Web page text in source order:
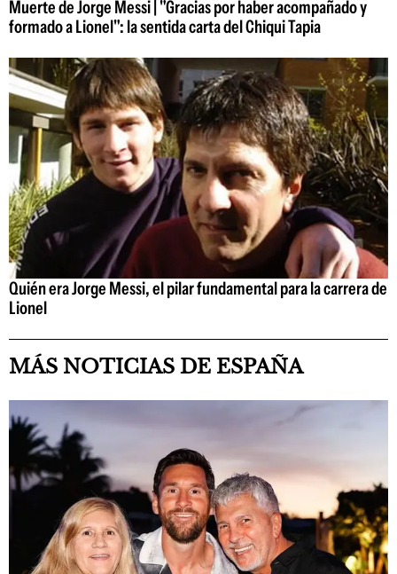
Muerte de Jorge Messi | "Gracias por haber acompañado y
formado a Lionel": la sentida carta del Chiqui Tapia
Quién era Jorge Messi, el pilar fundamental para la carrera de
Lionel
MÁS NOTICIAS DE ESPAÑA